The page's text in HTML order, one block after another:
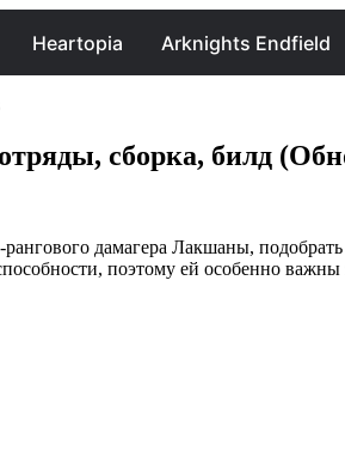
Heartopia Arknights Endfield
сборка, билд
дамагера Лакшаны,
поэтому ей особенно